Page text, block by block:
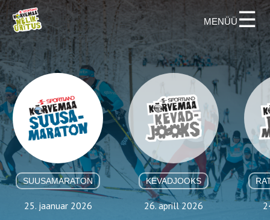
☰
SUUSAMARATON
25. jaanuar 2026
KEVADJOOKS
26. aprill 2026